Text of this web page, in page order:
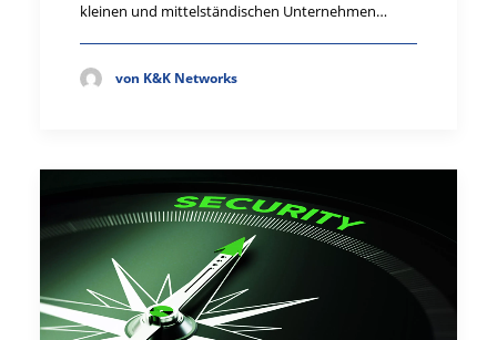
kleinen und mittelständischen Unternehmen…
von K&K Networks